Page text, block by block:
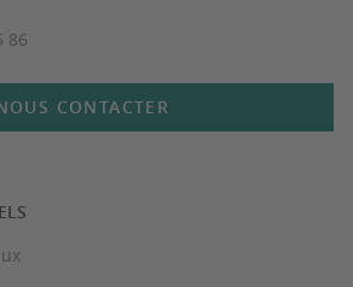
86
CONTACTER